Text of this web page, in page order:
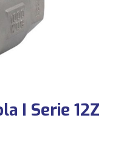
I Serie 12Z